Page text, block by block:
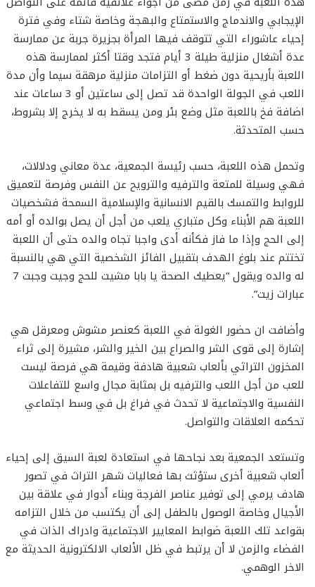
الإيجابي والاندماج والاستمتاع والبهجة وخاصة شتاء وفي فترة
إحياء عاشوراء التي تتوقف فيها المرأة بجزيرة جربة عن ممارسة
عدة أشغال منزلية طيلة 3 أيام فتجد وقتا أكثر لممارسة هذه
اللعبة بأريحية دون ضغط أو التزامات منزلية مرهقة سيما وأن مدة
اللعب في الجولة الواحدة قد تصل إلى ساعتين أو 3 ساعات عند
اضافة فخ باللعبة مثل وضع بئر ومن يسقط به لا يخرج إلا بشروط،
حسب المتحدثة.
وتحمل هذه اللعبة، حسب رئيسة الجمعية، عدة معاني ودلالات،
فهي وسيلة للمتعة والترفيه والترويح عن النفس وفرصة لتعميق
للروابط والتمسك بالقيم الانسانية والإسلامية السمحة فشخصيات
اللعبة هم الأبناء وكل متباري يلعب من أجل أن يصل بوالده أو أمه
إلى الحج وإذا ما فاز فكأنه أدى واجبا تجاه والده حتى أن اللعبة
تختتم عند بلوغ الهدف بتقبيل الفائز الشخصية التي هي بالنسبة
له والده ويقول “يعطيك الصحة يا بابا مشيت للحج وجيت وجبت 7
عبارات زيت”.
وأضافت ان حضور الغولة في اللعبة كعنصر مشوش ومعرقل هي
إشارة إلى قوى الشر والصراع بين الخير والشر، مشيرة إلى ثراء
المخزون التراثي بألعاب شعبية هادفة وقيمة هي فرصة ليست
للعب من أجل اللعب والترفيه بل بمثابة مجال واسع للتفاعلات
النفسية والاجتماعية لا تحدث في فراغ بل في وسط اجتماعي
تحكمه العلاقات والتواصل.
وتستعد الجمعية بعد نجاحها في استعادة لعبة السيق إلى إحياء
ألعاب شعبية أخرى ستؤثث بها فعاليات شهر التراث في تصور
هادف يرمي إلى توفير عناصر الفرجة وبناء أدوار في علاقة بين
الأجيال وخاصة الوصول بالطفل إلى أن يكتسب من خلال التزامه
بقواعد تلك اللعبة ضوابط المعايير الاجتماعية وادراك الذات في
الفضاء والزمن لا أن يرتبط في ظل الألعاب الالكترونية الحديثة مع
الاخر الوهمي.